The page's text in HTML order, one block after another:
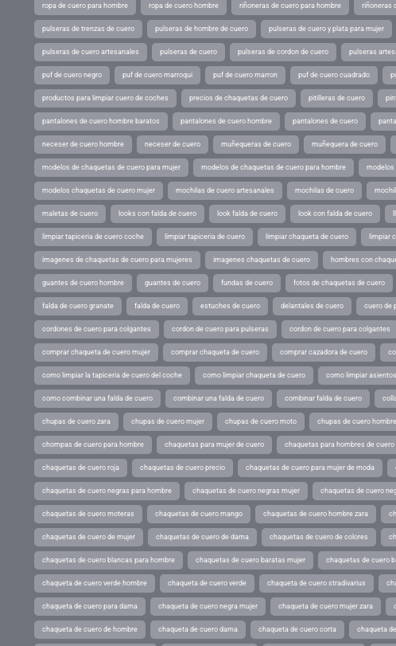
ropa de cuero para hombre ropa de cuero hombre riñoneras de cuero para hombre riñoneras
pulseras de trenzas de cuero pulseras de hombre de cuero pulseras de cuero y plata para mujer
pulseras de cuero artesanales pulseras de cuero pulseras de cordon de cuero pulseras
puf de cuero negro puf de cuero marroqui puf de cuero marron puf de cuero cuadrado
productos para limpiar cuero de coches precios de chaquetas de cuero pitilleras de cuero
pantalones de cuero hombre baratos pantalones de cuero hombre pantalones de cuero
neceser de cuero hombre neceser de cuero muñequeras de cuero muñequera de cuero
modelos de chaquetas de cuero para mujer modelos de chaquetas de cuero para hombre modelos
modelos chaquetas de cuero mujer mochilas de cuero artesanales mochilas de cuero
maletas de cuero looks con falda de cuero look falda de cuero look con falda de cuero
limpiar tapiceria de cuero coche limpiar tapiceria de cuero limpiar chaqueta de cuero limpiar
imagenes de chaquetas de cuero para mujeres imagenes chaquetas de cuero hombres con
guantes de cuero hombre guantes de cuero fundas de cuero fotos de chaquetas de cuero
falda de cuero granate falda de cuero estuches de cuero delantales de cuero cuero de
cordones de cuero para colgantes cordon de cuero para pulseras cordon de cuero para colgantes
comprar chaqueta de cuero mujer comprar chaqueta de cuero comprar cazadora de cuero
como limpiar la tapiceria de cuero del coche como limpiar chaqueta de cuero como limpiar
como combinar una falda de cuero combinar una falda de cuero combinar falda de cuero
chupas de cuero zara chupas de cuero mujer chupas de cuero moto chupas de cuero hombre
chompas de cuero para hombre chaquetas para mujer de cuero chaquetas para hombres de cuero
chaquetas de cuero roja chaquetas de cuero precio chaquetas de cuero para mujer de moda
chaquetas de cuero negras para hombre chaquetas de cuero negras mujer chaquetas de cuero
chaquetas de cuero moteras chaquetas de cuero mango chaquetas de cuero hombre zara
chaquetas de cuero de mujer chaquetas de cuero de dama chaquetas de cuero de colores
chaquetas de cuero blancas para hombre chaquetas de cuero baratas mujer chaquetas de cuero
chaqueta de cuero verde hombre chaqueta de cuero verde chaqueta de cuero stradivarius
chaqueta de cuero para dama chaqueta de cuero negra mujer chaqueta de cuero mujer zara
chaqueta de cuero de hombre chaqueta de cuero dama chaqueta de cuero corta chaqueta